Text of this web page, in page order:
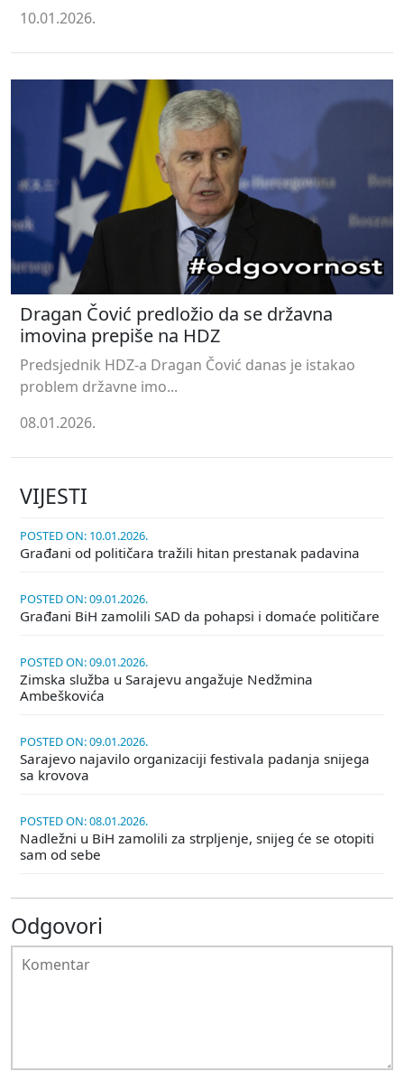
10.01.2026.
Dragan Čović predložio da se državna
imovina prepiše na HDZ
Predsjednik HDZ-a Dragan Čović danas je istakao
problem državne imo...
08.01.2026.
VIJESTI
POSTED ON: 10.01.2026.
Građani od političara tražili hitan prestanak padavina
POSTED ON: 09.01.2026.
Građani BiH zamolili SAD da pohapsi i domaće političare
POSTED ON: 09.01.2026.
Zimska služba u Sarajevu angažuje Nedžmina
Ambeškovića
POSTED ON: 09.01.2026.
Sarajevo najavilo organizaciji festivala padanja snijega
sa krovova
POSTED ON: 08.01.2026.
Nadležni u BiH zamolili za strpljenje, snijeg će se otopiti
sam od sebe
Odgovori